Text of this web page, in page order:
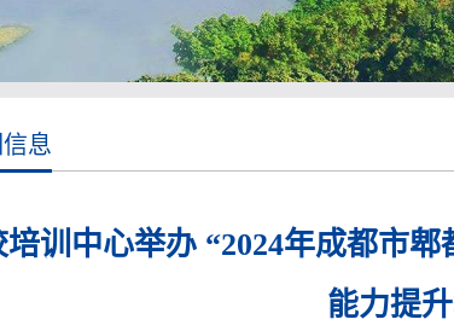
息
培训中心举办 “2024年成都市
能力提